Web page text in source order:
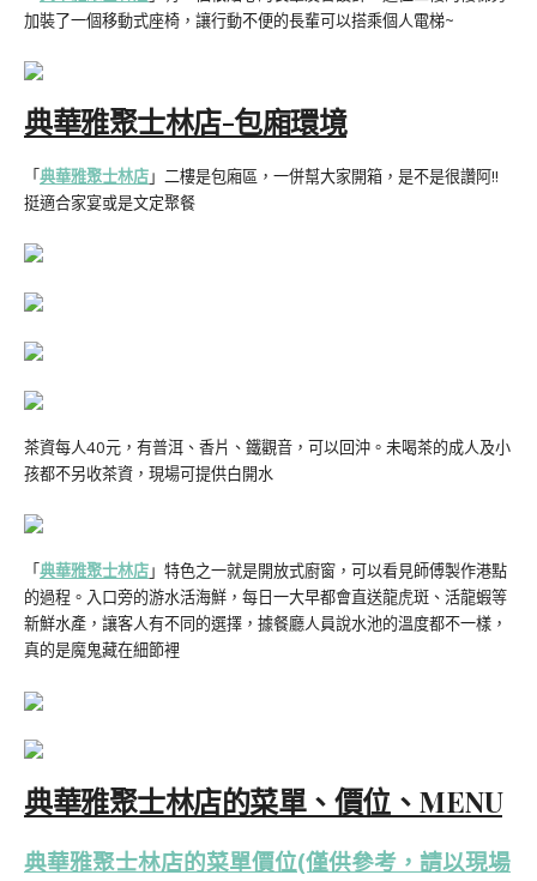
加裝了一個移動式座椅，讓行動不便的長輩可以搭乘個人電梯~
典華雅聚士林店-包廂環境
「典華雅聚士林店」二樓是包廂區，一併幫大家開箱，是不是很讚阿!!
挺適合家宴或是文定聚餐
茶資每人40元，有普洱、香片、鐵觀音，可以回沖。未喝茶的成人及小
孩都不另收茶資，現場可提供白開水
「典華雅聚士林店」特色之一就是開放式廚窗，可以看見師傅製作港點
的過程。入口旁的游水活海鮮，每日一大早都會直送龍虎斑、活龍蝦等
新鮮水產，讓客人有不同的選擇，據餐廳人員說水池的溫度都不一樣，
真的是魔鬼藏在細節裡
典華雅聚士林店的菜單、價位、MENU
典華雅聚士林店的菜單價位(僅供參考，請以現場